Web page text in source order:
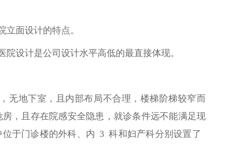
面设计的特点。
设计是公司设计水平高低的最直接体现。
无地下室，且内部布局不合理，楼梯阶梯较窄而
，且存在院感安全隐患，就诊条件远不能满足现
于门诊楼的外科、内 3 科和妇产科分别设置了